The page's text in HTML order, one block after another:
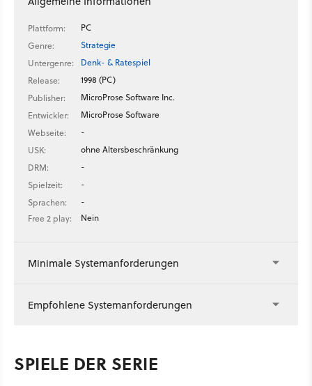
Plattform:
PC
Genre:
Strategie
Untergenre:
Denk- & Ratespiel
Release:
1998 (PC)
Publisher:
MicroProse Software Inc.
Entwickler:
MicroProse Software
Webseite:
-
USK:
ohne Altersbeschränkung
DRM:
-
Spielzeit:
-
Sprachen:
-
Free 2 play:
Nein
Minimale Systemanforderungen
Empfohlene Systemanforderungen
SPIELE DER SERIE